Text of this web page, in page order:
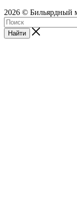
2026 © Бильярдный
Найти